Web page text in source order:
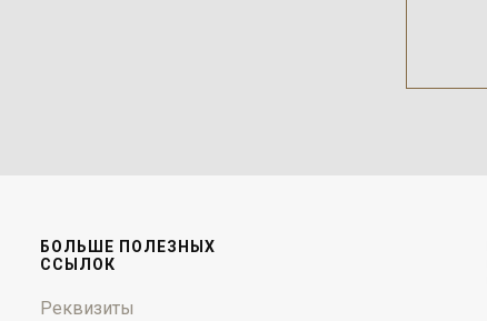
БОЛЬШЕ ПОЛЕЗНЫХ
ССЫЛОК
Реквизиты